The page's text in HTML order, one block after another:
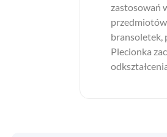
zastosowań
bransoletek,
Plecionka